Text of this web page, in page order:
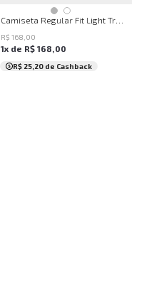
P M G GG
R$ 168 00
1x de R$ 168 00
R$ 25,20 de Cashback